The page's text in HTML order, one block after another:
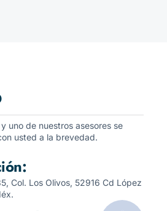
uno de nuestros asesores se
usted a la brevedad.
Col. Los Olivos, 52916 Cd López